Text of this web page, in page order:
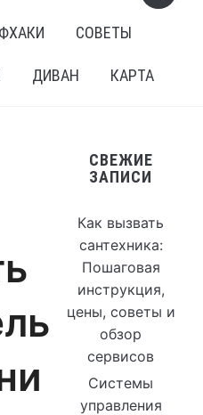
СОВЕТЫ
ДИВАН КАРТА
СВЕЖИЕ
ЗАПИСИ
Как вызвать
сантехника:
Пошаговая
инструкция,
цены, советы и
обзор
сервисов
Системы
управления